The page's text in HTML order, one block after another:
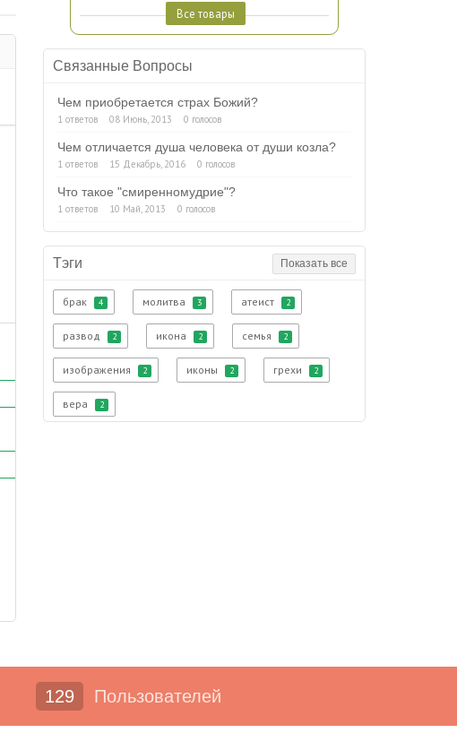
Все товары
Связанные Вопросы
Чем приобретается страх Божий?
1 ответов 08 Июнь, 2013 0 голосов
Чем отличается душа человека от души козла?
1 ответов 15 Декабрь, 2016 0 голосов
Что такое "смиренномудрие"?
1 ответов 10 Май, 2013 0 голосов
Тэги Показать все
брак 4 молитва 3 атеист 2
развод 2 икона 2 семья 2
изображения 2 иконы 2 грехи 2
вера 2
129 Пользователей